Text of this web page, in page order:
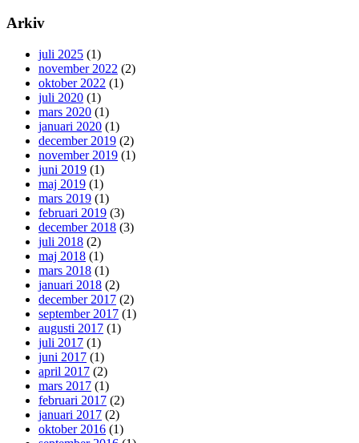
Arkiv
juli 2025 (1)
november 2022 (2)
oktober 2022 (1)
juli 2020 (1)
mars 2020 (1)
januari 2020 (1)
december 2019 (2)
november 2019 (1)
juni 2019 (1)
maj 2019 (1)
mars 2019 (1)
februari 2019 (3)
december 2018 (3)
juli 2018 (2)
maj 2018 (1)
mars 2018 (1)
januari 2018 (2)
december 2017 (2)
september 2017 (1)
augusti 2017 (1)
juli 2017 (1)
juni 2017 (1)
april 2017 (2)
mars 2017 (1)
februari 2017 (2)
januari 2017 (2)
oktober 2016 (1)